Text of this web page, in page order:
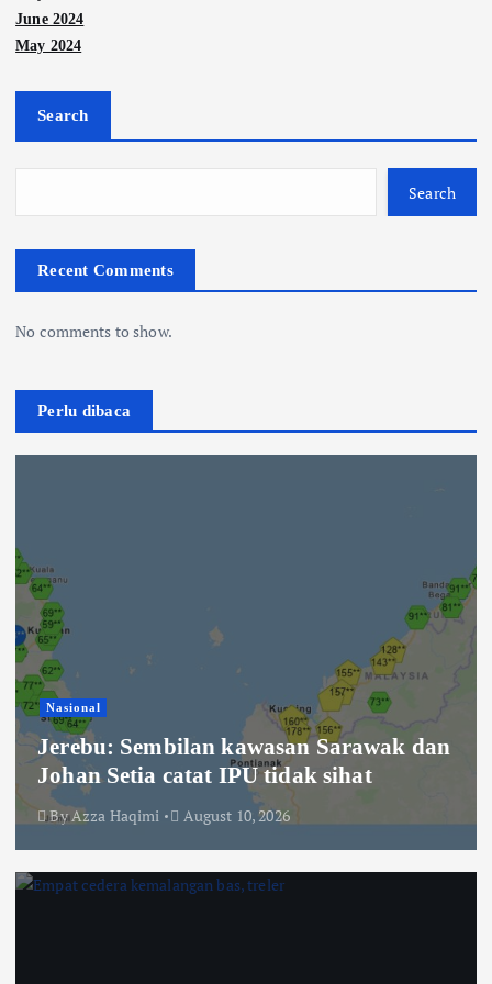
June 2024
May 2024
Search
Search
Recent Comments
No comments to show.
Perlu dibaca
Nasional
Jerebu: Sembilan kawasan Sarawak dan
Johan Setia catat IPU tidak sihat
ByAzza Haqimi August 10, 2026